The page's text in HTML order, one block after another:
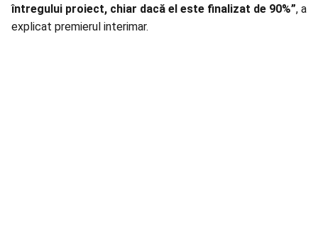
întregului proiect, chiar dacă el este finalizat de 90%”, a
explicat premierul interimar.